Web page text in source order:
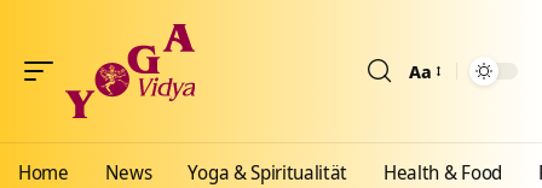
Aa
Home News Yoga & Spiritualität Health & Food